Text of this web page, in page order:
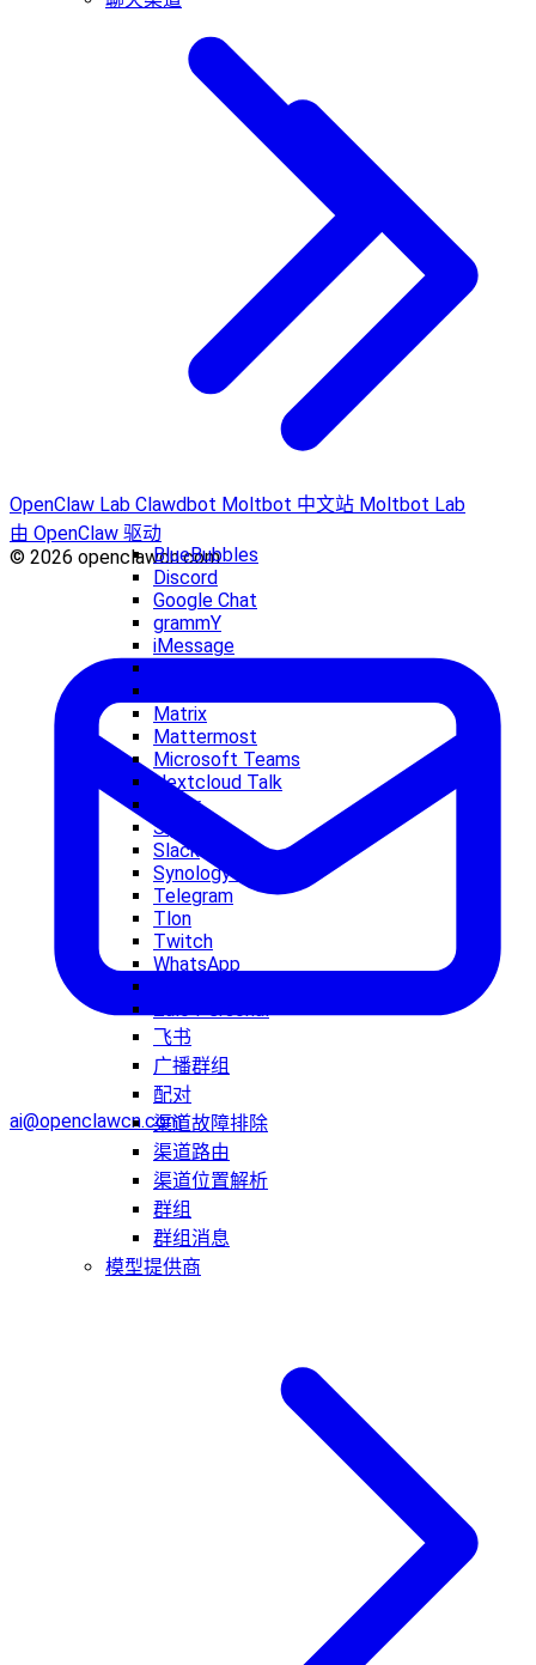
BlueBubbles
Discord
Google Chat
grammY
iMessage
Matrix
Mattermost
Microsoft Teams
Nextcloud Talk
Nostr
Signal
Slack
Synology Chat
Telegram
Tlon
Twitch
WhatsApp
Zalo Personal
飞书
广播群组
配对
渠道故障排除
渠道路由
渠道位置解析
群组
群组消息
模型提供商
OpenClaw Lab Clawdbot Moltbot 中文站 Moltbot Lab
由 OpenClaw 驱动
© 2026 openclawcn.com
ai@openclawcn.com